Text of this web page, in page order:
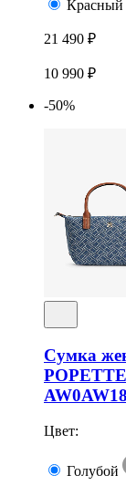
Красный
21 490 ₽
10 990 ₽
-50%
Сумка
Цвет:
Голубой